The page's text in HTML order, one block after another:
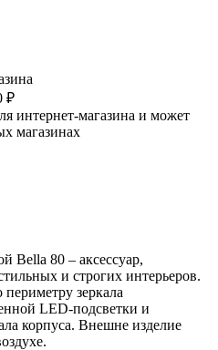
₽
интернет-магазина и может
магазинах
Bella 80 – аксессуар,
и строгих интерьеров.
зеркала
LED-подсветки и
корпуса. Внешне изделие